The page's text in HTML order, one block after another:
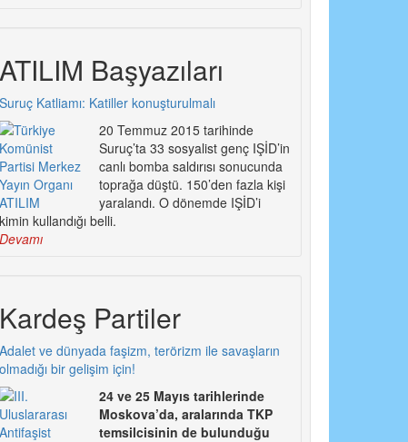
ATILIM Başyazıları
Suruç Katliamı: Katiller konuşturulmalı
20 Temmuz 2015 tarihinde
Suruç’ta 33 sosyalist genç IŞİD’in
canlı bomba saldırısı sonucunda
toprağa düştü. 150’den fazla kişi
yaralandı. O dönemde IŞİD’i
kimin kullandığı belli.
Devamı
Kardeş Partiler
Adalet ve dünyada faşizm, terörizm ile savaşların
olmadığı bir gelişim için!
24 ve 25 Mayıs tarihlerinde
Moskova’da, aralarında TKP
temsilcisinin de bulunduğu